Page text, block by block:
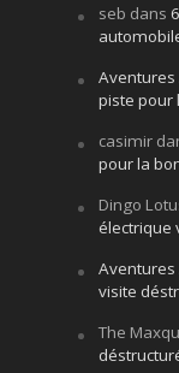
seb dans
Aventures
piste pour
casimir
pour la
Dingo
électrique
Aventures
visite
The